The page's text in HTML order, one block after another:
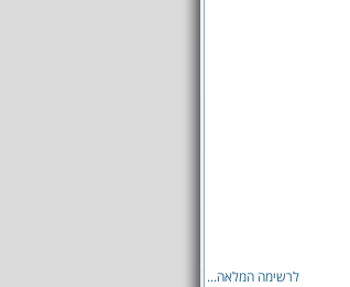
לרשימה המלאה...